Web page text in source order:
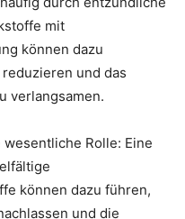
mit
können dazu
und das
verlangsamen.
Rolle: Eine
können dazu führen,
und die